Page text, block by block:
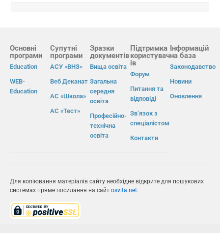
Основні
програми
Education
WEB-
Education
Супутні
програми
АСУ «ВНЗ»
Веб Деканат
АС «Школа»
АС «Тест»
Зразки
документів
Вища освіта
Загальна
середня
освіта
Професійно-
технічна
освіта
Підтримка
користувач
ів
Форум
Питання та
відповіді
Зв’язок з
спеціалістом
Контакти
Інформацій
на база
Законодавство
Новини
Оновлення
Для копіювання матеріалів сайту необхідне відкрите для пошукових
системах пряме посилання на сайт osvita.net.